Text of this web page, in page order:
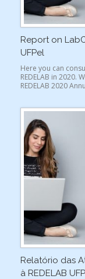
Report on
UFPel
Here you can
REDELAB in 2020.
REDELAB 2020
Relatório das
à REDELAB